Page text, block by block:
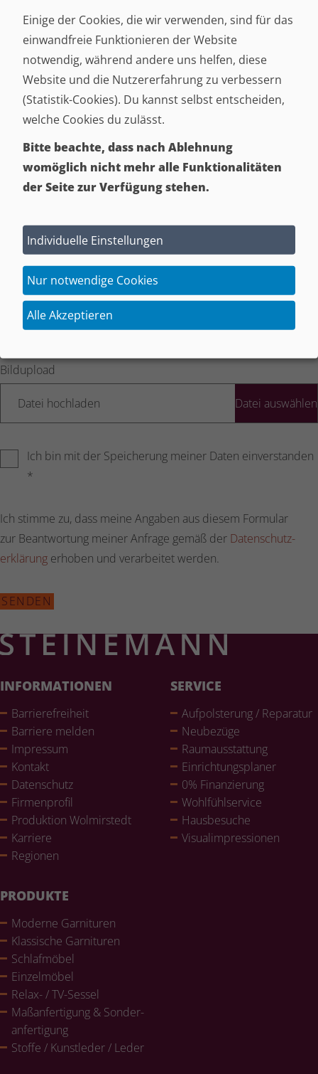
Bilder hinzufügen
Datei hochladen
Bildupload
Datei hochladen
Datei hochladen
Bildupload
Datei hochladen
Bildupload
Datei hochladen
Ich bin mit der Speicherung meiner Daten einverstanden
*
Ich stimme zu, dass meine Angaben aus diesem Formular
zur Beantwortung meiner Anfrage gemäß der Daten­schutz­
er­klä­rung erhoben und verarbeitet werden.
SENDEN
INFORMATIONEN
Bar­rie­re­frei­heit
Barriere melden
Impressum
Kontakt
Daten­schutz
Fir­men­pro­fil
Pro­duk­tion Wol­mir­stedt
Karriere
Regionen
SERVICE
Auf­pols­te­rung / Reparatur
Neubezüge
Raum­aus­stat­tung
Ein­rich­tungs­pla­ner
0% Finan­zie­rung
Wohl­fühlser­vice
Haus­be­su­che
Visualim­pres­sio­nen
PRODUKTE
Moderne Gar­ni­tu­ren
Klas­si­sche Gar­ni­tu­ren
Schlaf­mö­bel
Ein­zel­mö­bel
Relax- / TV-Sessel
Maß­an­fer­ti­gung & Son­der­
an­fer­ti­gung
Stoffe / Kunst­le­der / Leder
Einige der Cookies, die wir verwenden, sind für das
einwandfreie Funktionieren der Website
notwendig, während andere uns helfen, diese
Website und die Nutzererfahrung zu verbessern
(Statistik-Cookies). Du kannst selbst entscheiden,
welche Cookies du zulässt.
Bitte beachte, dass nach Ablehnung
womöglich nicht mehr alle Funktionalitäten
der Seite zur Verfügung stehen.
Individuelle Einstellungen
Nur notwendige Cookies
Alle Akzeptieren